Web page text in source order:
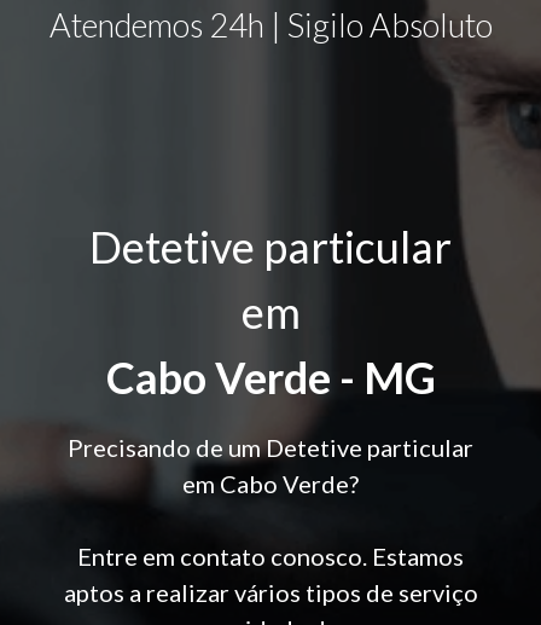
Atendemos 24h | Sigilo Absoluto
Detetive particular
em
Cabo Verde - MG
Precisando de um Detetive particular
em Cabo Verde?
Entre em contato conosco. Estamos
aptos a realizar vários tipos de serviço